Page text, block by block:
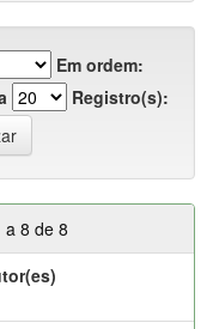
Em ordem:
Registro(s):
a 8 de 8